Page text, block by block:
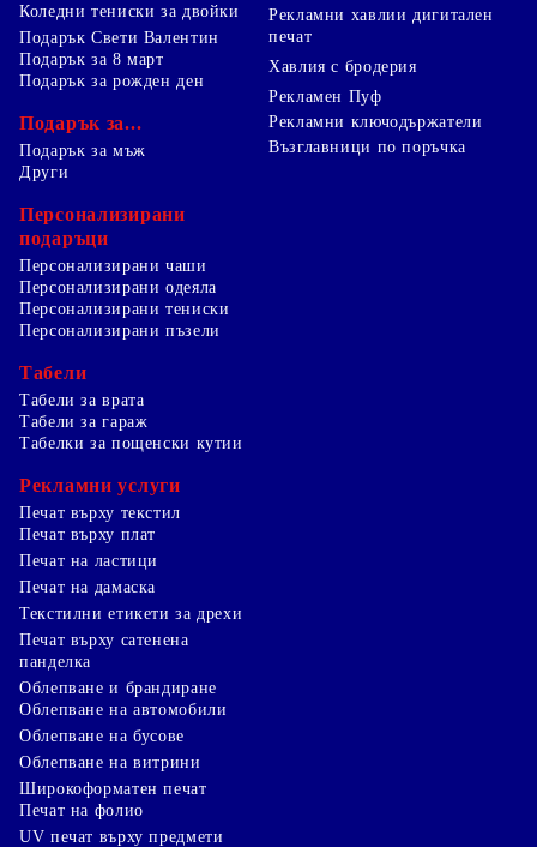
Коледни тениски за двойки
Подарък Свети Валентин
Подарък за 8 март
Подарък за рожден ден
Подарък за...
Подарък за мъж
Рекламни хавлии дигитален
печат
Хавлия с бродерия
Рекламен Пуф
Рекламни ключодържатели
Възглавници по поръчка
Други
Персонализирани
подаръци
Персонализирани чаши
Персонализирани одеяла
Персонализирани тениски
Персонализирани пъзели
Табели
Табели за врата
Табели за гараж
Табелки за пощенски кутии
Рекламни услуги
Печат върху текстил
Печат върху плат
Печат на ластици
Печат на дамаска
Текстилни етикети за дрехи
Печат върху сатенена
панделка
Облепване и брандиране
Облепване на автомобили
Облепване на бусове
Облепване на витрини
Широкоформатен печат
Печат на фолио
UV печат върху предмети